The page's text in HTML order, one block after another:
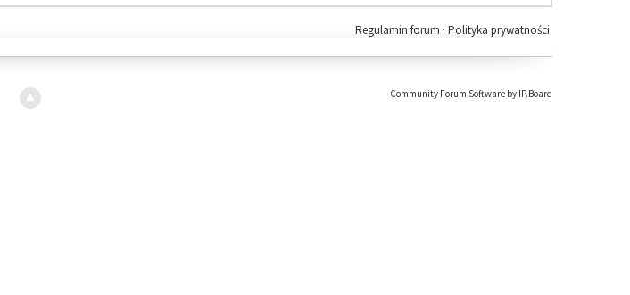
Polityka prywatności
Regulamin forum ·
Community Forum Software by IP.Board